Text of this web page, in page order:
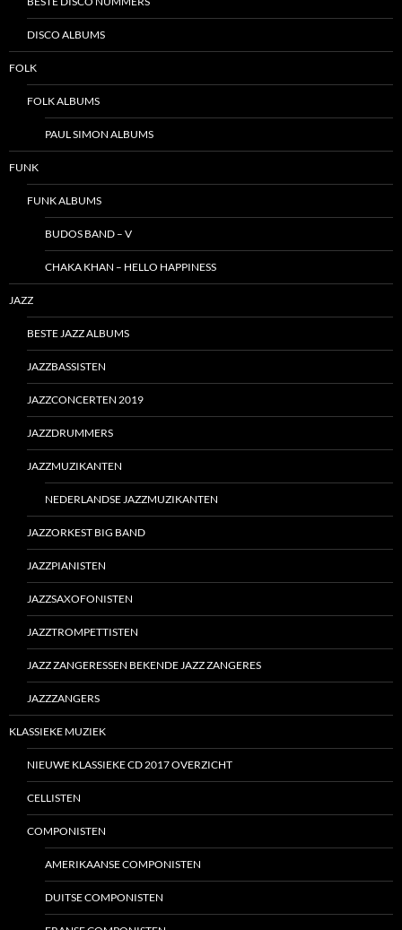
DISCO ALBUMS
FOLK
FOLK ALBUMS
PAUL SIMON ALBUMS
FUNK
FUNK ALBUMS
BUDOS BAND – V
CHAKA KHAN – HELLO HAPPINESS
JAZZ
BESTE JAZZ ALBUMS
JAZZBASSISTEN
JAZZCONCERTEN 2019
JAZZDRUMMERS
JAZZMUZIKANTEN
NEDERLANDSE JAZZMUZIKANTEN
JAZZORKEST BIG BAND
JAZZPIANISTEN
JAZZSAXOFONISTEN
JAZZTROMPETTISTEN
JAZZ ZANGERESSEN BEKENDE JAZZ ZANGERES
JAZZZANGERS
KLASSIEKE MUZIEK
NIEUWE KLASSIEKE CD 2017 OVERZICHT
CELLISTEN
COMPONISTEN
AMERIKAANSE COMPONISTEN
DUITSE COMPONISTEN